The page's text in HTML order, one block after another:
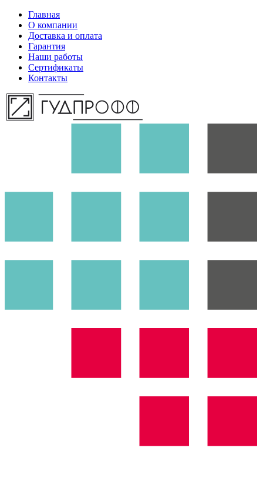
Главная
О компании
Доставка и оплата
Гарантия
Наши работы
Сертификаты
Контакты